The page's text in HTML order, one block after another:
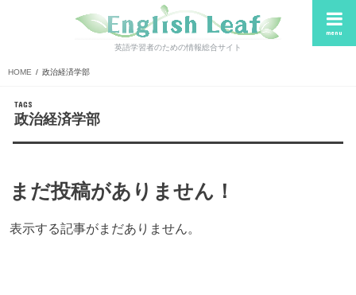
英語学習者のための情報総合サイト
menu
HOME 政治経済学部
政治経済学部
まだ投稿がありません！
表示する記事がまだありません。